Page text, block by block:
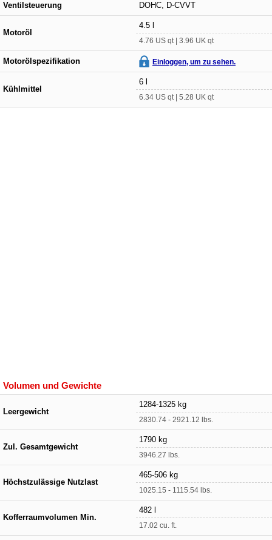
Ventilsteuerung DOHC, D-CVVT
Motoröl
4.5 l
4.76 US qt | 3.96 UK qt
Motorölspezifikation Einloggen, um zu sehen.
Kühlmittel
6 l
6.34 US qt | 5.28 UK qt
Volumen und Gewichte
Leergewicht
1284-1325 kg
2830.74 - 2921.12 lbs.
Zul. Gesamtgewicht
1790 kg
3946.27 lbs.
Höchstzulässige Nutzlast
465-506 kg
1025.15 - 1115.54 lbs.
Kofferraumvolumen Min.
482 l
17.02 cu. ft.